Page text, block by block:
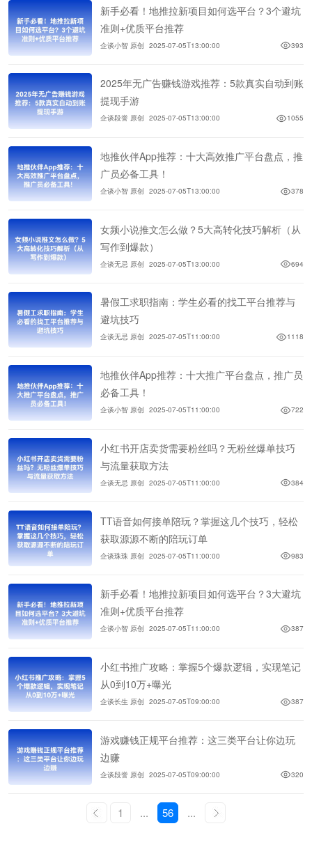
新手必看！地推拉新项目如何选平台？3个避坑
准则+优质平台推荐
企谈小智 原创 2025-07-05T13:00:00 393
2025年无广告赚钱游戏推荐：5款真实自动到账
提现手游
企谈段誉 原创 2025-07-05T13:00:00 1055
地推伙伴App推荐：十大高效推广平台盘点，推
广员必备工具！
企谈小智 原创 2025-07-05T13:00:00 378
女频小说推文怎么做？5大高转化技巧解析（从
写作到爆款）
企谈无忌 原创 2025-07-05T13:00:00 694
暑假工求职指南：学生必看的找工平台推荐与
避坑技巧
企谈无忌 原创 2025-07-05T11:00:00 1118
地推伙伴App推荐：十大推广平台盘点，推广员
必备工具！
企谈小智 原创 2025-07-05T11:00:00 722
小红书开店卖货需要粉丝吗？无粉丝爆单技巧
与流量获取方法
企谈无忌 原创 2025-07-05T11:00:00 384
TT语音如何接单陪玩？掌握这几个技巧，轻松
获取源源不断的陪玩订单
企谈珠珠 原创 2025-07-05T11:00:00 983
新手必看！地推拉新项目如何选平台？3大避坑
准则+优质平台推荐
企谈小智 原创 2025-07-05T11:00:00 387
小红书推广攻略：掌握5个爆款逻辑，实现笔记
从0到10万+曝光
企谈长生 原创 2025-07-05T09:00:00 387
游戏赚钱正规平台推荐：这三类平台让你边玩
边赚
企谈段誉 原创 2025-07-05T09:00:00 320
1 ... 56 ...